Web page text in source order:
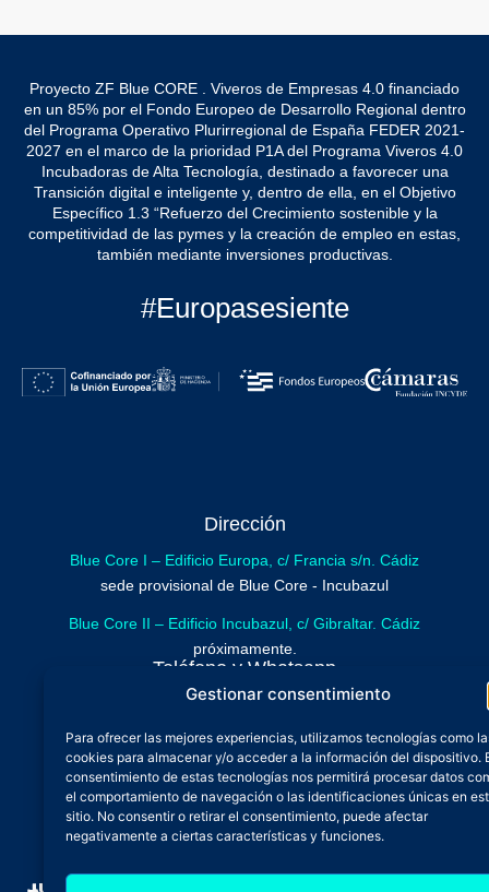
Gestionar consentimiento
Para ofrecer las mejores experiencias, utilizamos tecnologías como
cookies para almacenar y/o acceder a la información del dispositivo.
consentimiento de estas tecnologías nos permitirá procesar datos
el comportamiento de navegación o las identificaciones únicas en
sitio. No consentir o retirar el consentimiento, puede afectar
negativamente a ciertas características y funciones.
Proyecto ZF Blue CORE . Viveros de Empresas 4.0 financiado
en un 85% por el Fondo Europeo de Desarrollo Regional dentro
del Programa Operativo Plurirregional de España FEDER 2021-
2027 en el marco de la prioridad P1A del Programa Viveros 4.0
Incubadoras de Alta Tecnología, destinado a favorecer una
Transición digital e inteligente y, dentro de ella, en el Objetivo
Específico 1.3 “Refuerzo del Crecimiento sostenible y la
competitividad de las pymes y la creación de empleo en estas,
también mediante inversiones productivas.
#Europasesiente
Dirección
Blue Core I – Edificio Europa, c/ Francia s/n. Cádiz
sede provisional de Blue Core - Incubazul
Blue Core II – Edificio Incubazul, c/ Gibraltar. Cádiz
próximamente.
Teléfono y Whatsapp
600 515 071
De lunes a viernes
Oficina 24/7
Atención continuada
Email
admin@zfbluecore.es